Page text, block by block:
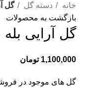
خانه
دسته گل
گل
بازگشت به محصولات
گل آرایی بله
1,100,000 تومان
گل های موجود در